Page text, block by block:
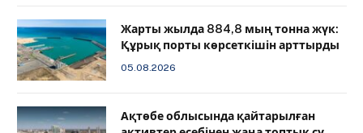
Жарты жылда 884,8 мың тонна жүк:
Құрық порты көрсеткішін арттырды
05.08.2026
Ақтөбе облысында қайтарылған